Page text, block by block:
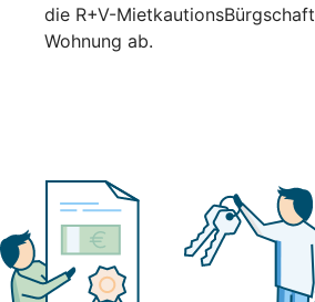
die R+V-
Wohnung ab.